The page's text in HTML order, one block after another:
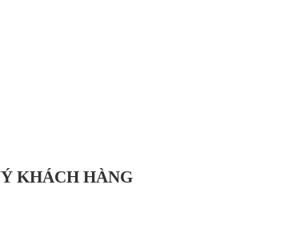
KHÁCH HÀNG